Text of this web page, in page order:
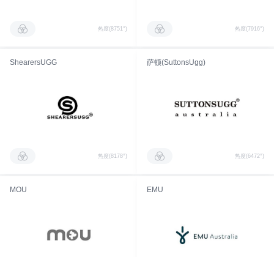
热度(8751°) 热度(7916°)
ShearersUGG
热度(8178°)
萨顿(SuttonsUgg)
热度(6472°)
MOU EMU